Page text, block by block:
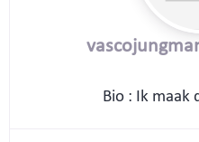
Bio : Ik maak